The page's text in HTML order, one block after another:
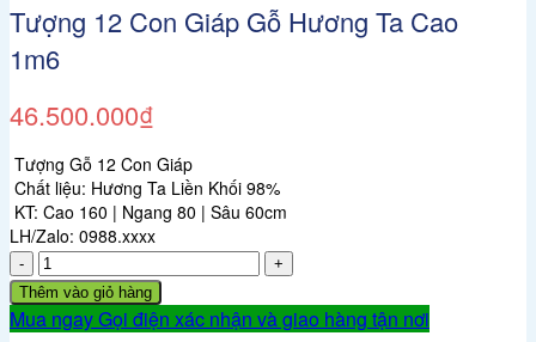
Tượng 12 Con Giáp Gỗ Hương Ta Cao
1m6
46.500.000₫
Tượng Gỗ 12 Con Giáp
Chất liệu: Hương Ta Liền Khối 98%
KT: Cao 160 | Ngang 80 | Sâu 60cm
LH/Zalo: 0988.xxxx
Tượng
12
Con
Thêm vào giỏ hàng
Mua ngayGọi điện xác nhận và giao hàng tận nơi